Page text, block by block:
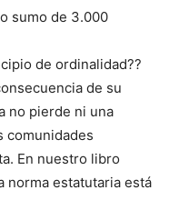
sumo de 3.000
de ordinalidad??
de su
no pierde ni una
comunidades
En nuestro libro
norma estatutaria está